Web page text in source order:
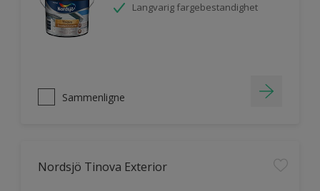
Langvarig fargebestandighet
Sammenligne
Nordsjö Tinova Exterior